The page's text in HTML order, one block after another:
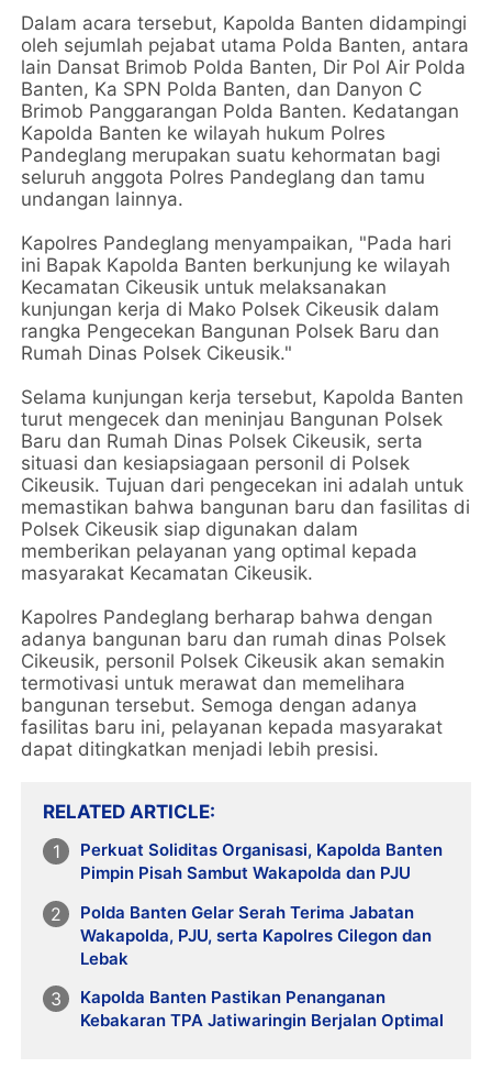
Dalam acara tersebut, Kapolda Banten didampingi
oleh sejumlah pejabat utama Polda Banten, antara
lain Dansat Brimob Polda Banten, Dir Pol Air Polda
Banten, Ka SPN Polda Banten, dan Danyon C
Brimob Panggarangan Polda Banten. Kedatangan
Kapolda Banten ke wilayah hukum Polres
Pandeglang merupakan suatu kehormatan bagi
seluruh anggota Polres Pandeglang dan tamu
undangan lainnya.
Kapolres Pandeglang menyampaikan, "Pada hari
ini Bapak Kapolda Banten berkunjung ke wilayah
Kecamatan Cikeusik untuk melaksanakan
kunjungan kerja di Mako Polsek Cikeusik dalam
rangka Pengecekan Bangunan Polsek Baru dan
Rumah Dinas Polsek Cikeusik."
Selama kunjungan kerja tersebut, Kapolda Banten
turut mengecek dan meninjau Bangunan Polsek
Baru dan Rumah Dinas Polsek Cikeusik, serta
situasi dan kesiapsiagaan personil di Polsek
Cikeusik. Tujuan dari pengecekan ini adalah untuk
memastikan bahwa bangunan baru dan fasilitas di
Polsek Cikeusik siap digunakan dalam
memberikan pelayanan yang optimal kepada
masyarakat Kecamatan Cikeusik.
Kapolres Pandeglang berharap bahwa dengan
adanya bangunan baru dan rumah dinas Polsek
Cikeusik, personil Polsek Cikeusik akan semakin
termotivasi untuk merawat dan memelihara
bangunan tersebut. Semoga dengan adanya
fasilitas baru ini, pelayanan kepada masyarakat
dapat ditingkatkan menjadi lebih presisi.
RELATED ARTICLE
Perkuat Soliditas Organisasi, Kapolda Banten
Pimpin Pisah Sambut Wakapolda dan PJU
Polda Banten Gelar Serah Terima Jabatan
Wakapolda, PJU, serta Kapolres Cilegon dan
Lebak
Kapolda Banten Pastikan Penanganan
Kebakaran TPA Jatiwaringin Berjalan Optimal